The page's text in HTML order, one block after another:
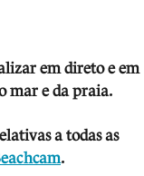
lizar em direto e em
mar e da praia.
a todas as
.